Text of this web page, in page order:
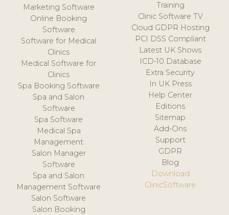
Marketing Software
Online Booking
Software
Software for Medical
Clinics
Medical Software for
Clinics
Spa Booking Software
Spa and Salon
Software
Spa Software
Medical Spa
Management
Salon Manager
Software
Spa and Salon
Management Software
Salon Software
Salon Booking
Training
Clinic Software TV
Cloud GDPR Hosting
PCI DSS Compliant
Latest UK Shows
ICD-10 Database
Extra Security
In UK Press
Help Center
Editions
Sitemap
Add-Ons
Support
GDPR
Blog
Download
ClinicSoftware